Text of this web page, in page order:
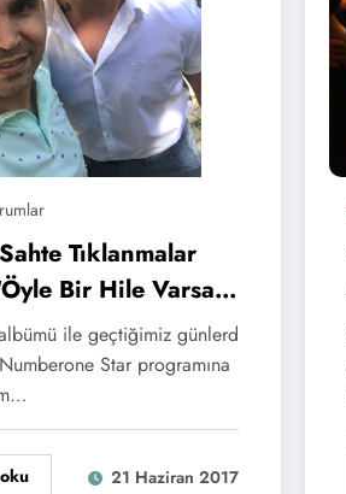
Tıklanmalar
Bir Hile Varsa
ile geçtiğimiz günlerd
Star programına
21 Haziran 2017